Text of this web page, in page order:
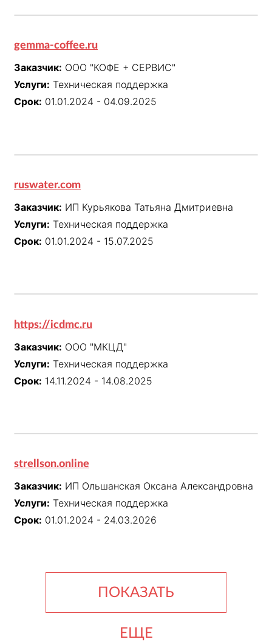
gemma-coffee.ru
Заказчик: ООО "КОФЕ + СЕРВИС"
Услуги: Техническая поддержка
Срок: 01.01.2024 - 04.09.2025
ruswater.com
Заказчик: ИП Курьякова Татьяна Дмитриевна
Услуги: Техническая поддержка
Срок: 01.01.2024 - 15.07.2025
https://icdmc.ru
Заказчик: ООО "МКЦД"
Услуги: Техническая поддержка
Срок: 14.11.2024 - 14.08.2025
strellson.online
Заказчик: ИП Ольшанская Оксана Александровна
Услуги: Техническая поддержка
Срок: 01.01.2024 - 24.03.2026
ПОКАЗАТЬ
ЕЩЕ